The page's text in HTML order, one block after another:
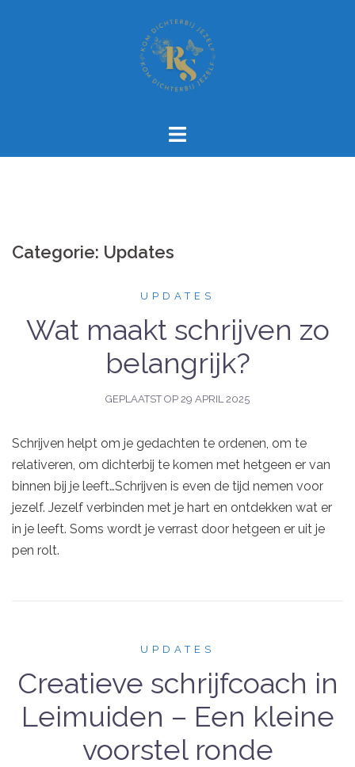
Categorie: Updates
UPDATES
Wat maakt schrijven zo
belangrijk?
GEPLAATST OP 29 APRIL 2025
Schrijven helpt om je gedachten te ordenen, om te
relativeren, om dichterbij te komen met hetgeen er van
binnen bij je leeft…Schrijven is even de tijd nemen voor
jezelf. Jezelf verbinden met je hart en ontdekken wat er
in je leeft. Soms wordt je verrast door hetgeen er uit je
pen rolt.
UPDATES
Creatieve schrijfcoach in
Leimuiden – Een kleine
voorstel ronde